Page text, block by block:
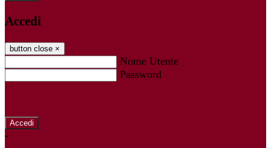
Accedi
button close ×
Nome Utente
Password
-